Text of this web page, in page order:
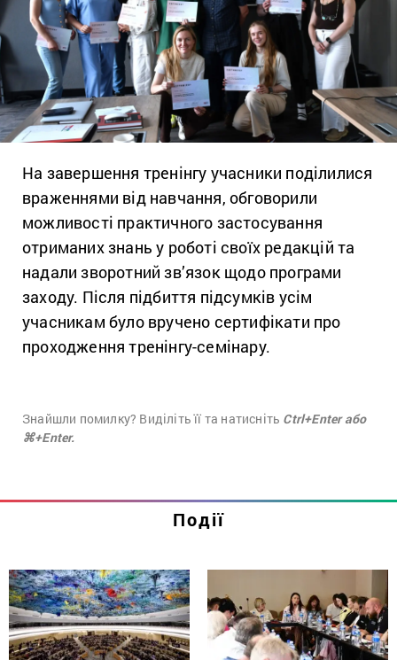
На завершення тренінгу учасники поділилися
враженнями від навчання, обговорили
можливості практичного застосування
отриманих знань у роботі своїх редакцій та
надали зворотний зв’язок щодо програми
заходу. Після підбиття підсумків усім
учасникам було вручено сертифікати про
проходження тренінгу-семінару.
Знайшли помилку? Виділіть її та натисніть Ctrl+Enter або
⌘+Enter.
Події